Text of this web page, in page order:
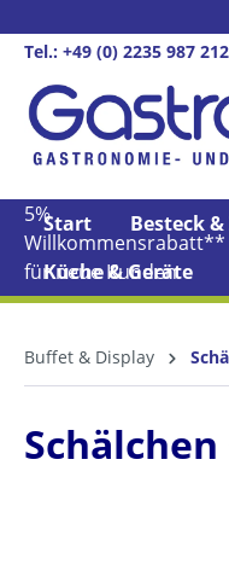
Zur
Tel.: +49 (0) 2235 987
5%
Willkommens­rabatt**
für neue Kunden
Start Besteck
Küche & Geräte
Buffet & Display